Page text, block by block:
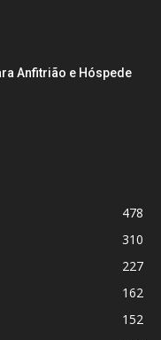
Anfitrião e Hóspede
478
310
227
162
152